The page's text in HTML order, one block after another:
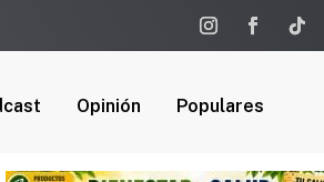
Opinión Populares